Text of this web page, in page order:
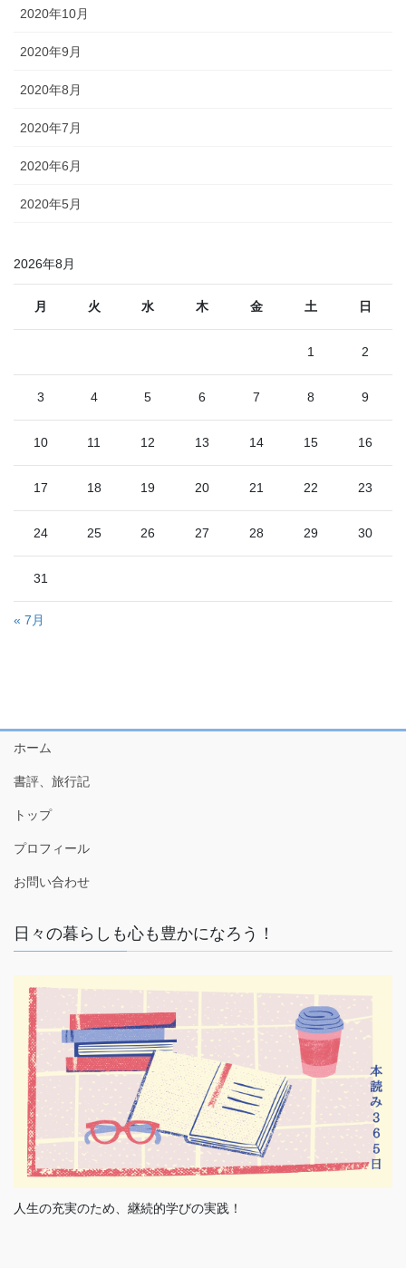
2020年10月
2020年9月
2020年8月
2020年7月
2020年6月
2020年5月
2026年8月
月 火 水 木 金 土 日
1 2
3 4 5 6 7 8 9
10 11 12 13 14 15 16
17 18 19 20 21 22 23
24 25 26 27 28 29 30
31
« 7月
ホーム
書評、旅行記
トップ
プロフィール
お問い合わせ
日々の暮らしも心も豊かになろう！
人生の充実のため、継続的学びの実践！